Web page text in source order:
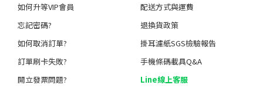
如何升等VIP會員
忘記密碼?
如何取消訂單?
訂單刷卡失敗?
開立發票問題?
配送方式與運費
退換貨政策
掛耳濾紙SGS檢驗報告
手機條碼載具Q&A
Line線上客服